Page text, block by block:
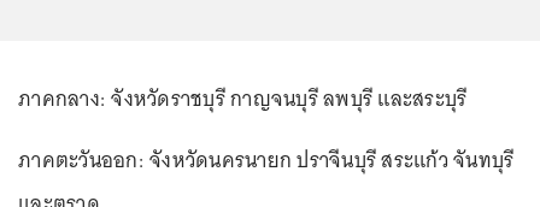
ภาคกลาง: จังหวัดราชบุรี กาญจนบุรี ลพบุรี และสระบุรี
ภาคตะวันออก: จังหวัดนครนายก ปราจีนบุรี สระแก้ว จันทบุรี